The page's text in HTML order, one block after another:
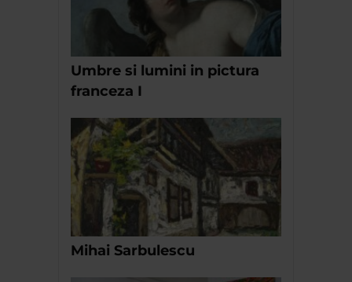
Umbre si lumini in pictura
franceza I
Mihai Sarbulescu